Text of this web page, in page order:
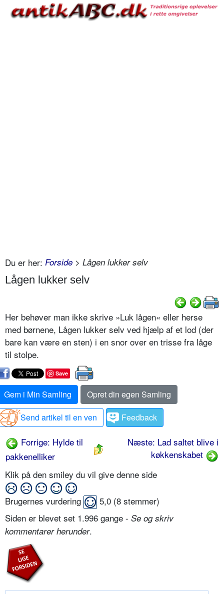
Du er her: Forside > Lågen lukker selv
Lågen lukker selv
Her behøver man ikke skrive »Luk lågen« eller herse
med børnene, Lågen lukker selv ved hjælp af et lod (der
bare kan være en sten) i en snor over en trisse fra låge
til stolpe.
Save
Gem i Min Samling
Opret din egen Samling
Send artikel til en ven
Feedback
Forrige: Hylde til
pakkenelliker
Næste: Lad saltet blive i
køkkenskabet
Klik på den smiley du vil give denne side
Brugernes vurdering 5,0 (8 stemmer)
Siden er blevet set 1.996 gange - Se og skriv
kommentarer herunder.